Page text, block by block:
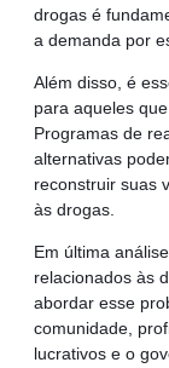
drogas é
a demanda por
Além disso, é
para aqueles
Programas de
alternativas
reconstruir suas
às drogas.
Em última
relacionados às
abordar esse
comunidade,
lucrativos e o